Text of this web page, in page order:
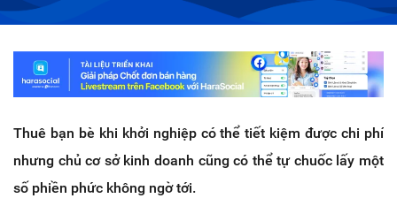
Thuê bạn bè khi khởi nghiệp có thể tiết kiệm được chi phí
nhưng chủ cơ sở kinh doanh cũng có thể tự chuốc lấy một
số phiền phức không ngờ tới.